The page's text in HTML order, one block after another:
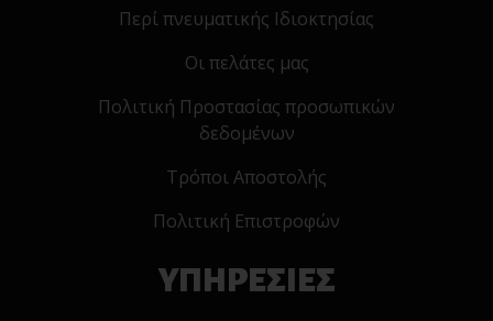
Περί πνευματικής Ιδιοκτησίας
Οι πελάτες μας
Πολιτική Προστασίας προσωπικών
δεδομένων
Τρόποι Αποστολής
Πολιτική Επιστροφών
ΥΠΗΡΕΣΙΕΣ